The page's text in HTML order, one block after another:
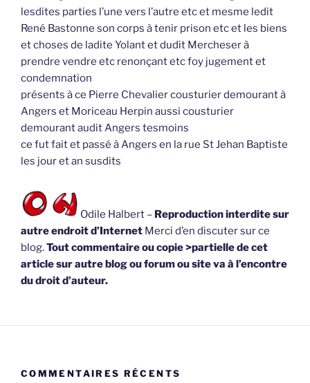
lesdites parties l’une vers l’autre etc et mesme ledit
René Bastonne son corps à tenir prison etc et les biens
et choses de ladite Yolant et dudit Mercheser à
prendre vendre etc renonçant etc foy jugement et
condemnation
présents à ce Pierre Chevalier cousturier demourant à
Angers et Moriceau Herpin aussi cousturier
demourant audit Angers tesmoins
ce fut fait et passé à Angers en la rue St Jehan Baptiste
les jour et an susdits
Odile Halbert – Reproduction interdite sur
autre endroit d’Internet Merci d’en discuter sur ce
blog.Tout commentaire ou copie >partielle de cet
article sur autre blog ou forum ou site va à l’encontre
du droit d’auteur.
COMMENTAIRES RÉCENTS